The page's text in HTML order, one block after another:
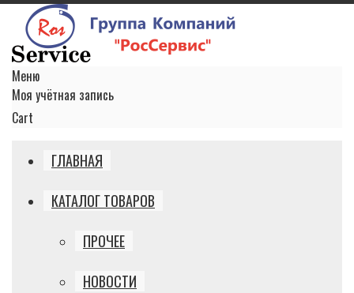
Меню
Моя учётная запись
Cart
ГЛАВНАЯ
КАТАЛОГ ТОВАРОВ
ПРОЧЕЕ
НОВОСТИ